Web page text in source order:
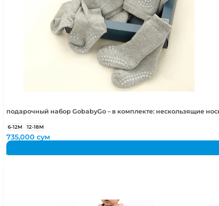
подарочный набор GobabyGo – в комплекте: нескользящие
6-12М 12-18М
735,000сум